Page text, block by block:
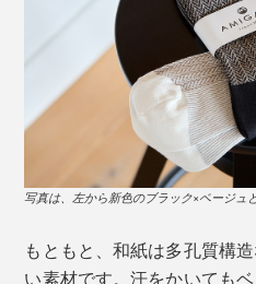
写真は、左から新色のブラック×ベージュ
もともと、和紙は多孔質構
い素材です。汗をかいても